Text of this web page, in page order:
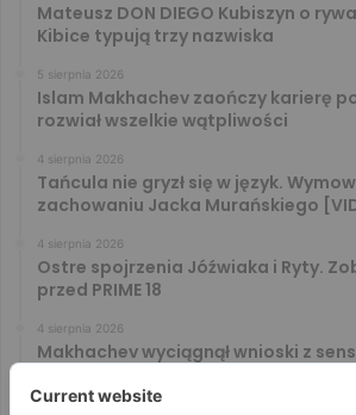
Mateusz DON DIEGO Kubiszyn o
Kibice typują trzy nazwiska
5 sierpnia 2026
Islam Makhachev zaończy karierę
rozwiał wszelkie wątpliwości
4 sierpnia 2026
Tańcula nie gryzł się w język.
zachowaniu Jacka Murańskiego
4 sierpnia 2026
Ostre spojrzenia Jóźwiaka i Ryty.
przed PRIME 18
4 sierpnia 2026
Makhachev wyciągnął wnioski z